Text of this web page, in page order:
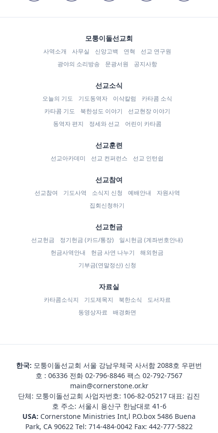
모퉁이돌선교회
사역소개 사무실 신앙고백 연혁
선교 연구원
광야의 소리방송
문광서원 공지사항
선교소식
오늘의 기도 기도동역자 이삭칼럼
카타콤 소식
카타콤 기도
북한성도 이야기
선교현장 이야기
동역자 편지
정세와 선교 어린이 카타콤
선교훈련
선교아카데미 선교 컨퍼런스 선교 인턴쉽
선교참여
선교참여 기도사역 소식지 신청 예배안내
자원사역
집회신청하기
선교헌금
선교헌금 정기헌금 (카드/통장)
일시헌금 (계좌번호안내)
헌금사역안내
헌금 사연 나누기
해외헌금
기부금(연말정산) 신청
자료실
카타콤소식지 기도제목지 북한소식
도서자료
동영상자료
배경화면
한국: 모퉁이돌선교회 서울 강남우체국 사서함 2088호 우편번
호 : 06336 전화 02-796-8846 팩스 02-792-7567
main@cornerstone.or.kr
단체: 모퉁이돌선교회 사업자번호: 106-82-05217 대표: 김진
호 주소: 서울시 용산구 한남대로 41-6
USA: Cornerstone Ministries Int,l P.O.box 5486 Buena
Park, CA 90622 Tel: 714-484-0042 Fax: 442-777-5822